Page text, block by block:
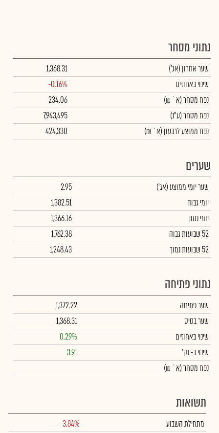
נתוני מסחר
שער אחרון (אג')
1,368.31
שינוי באחוזים
-0.16%
נפח מסחר(א` ₪)
234.06
נפח מסחר(ע"נ)
7,943,495
נפח ממוצע לרבעון (א` ₪)
424,330
שערים
שער יומי ממוצע(אג')
2.95
יומי גבוה
1,382.51
יומי נמוך
1,366.16
52 שבועות גבוה
1,762.38
52 שבועות נמוך
1,248.43
נתוני פתיחה
שער פתיחה
1,372.22
שער בסיס
1,368.31
שינוי באחוזים
0.29%
שינויב- נק'
3.91
נפח מסחר(א` ₪)
תשואות
מתחילת השבוע
-3.84%